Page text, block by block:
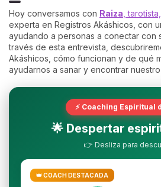
Hoy conversamos con Raiza ,
experta en Registros Akáshicos, con
ayudando a personas a conectar con
través de esta entrevista,
Akáshicos, cómo funcionan y de qué
ayudarnos a sanar y encontrar
⚡ Coaching Espiritual
🌟 Despertar
👉 Desliza para
👑 COACH DESTACADA